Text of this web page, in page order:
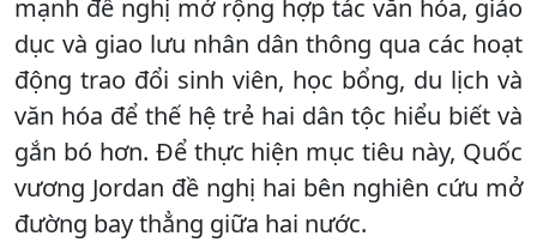
mạnh đề nghị mở rộng hợp tác văn hóa, giáo
dục và giao lưu nhân dân thông qua các hoạt
động trao đổi sinh viên, học bổng, du lịch và
văn hóa để thế hệ trẻ hai dân tộc hiểu biết và
gắn bó hơn. Để thực hiện mục tiêu này, Quốc
vương Jordan đề nghị hai bên nghiên cứu mở
đường bay thẳng giữa hai nước.